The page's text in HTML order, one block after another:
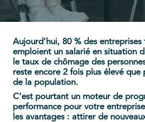
Aujourd’hui, 80 % des entreprises
emploient un salarié en situation
le taux de chômage des
reste encore 2 fois plus élevé que
de la population.
C’est pourtant un moteur de
performance pour votre
les avantages : attirer de